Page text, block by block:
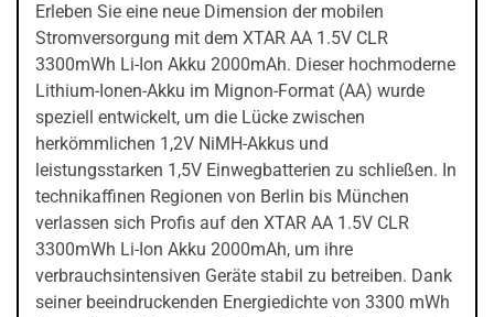
Erleben Sie eine neue Dimension der mobilen
Stromversorgung mit dem XTAR AA 1.5V CLR
3300mWh Li-Ion Akku 2000mAh. Dieser hochmoderne
Lithium-Ionen-Akku im Mignon-Format (AA) wurde
speziell entwickelt, um die Lücke zwischen
herkömmlichen 1,2V NiMH-Akkus und
leistungsstarken 1,5V Einwegbatterien zu schließen. In
technikaffinen Regionen von Berlin bis München
verlassen sich Profis auf den XTAR AA 1.5V CLR
3300mWh Li-Ion Akku 2000mAh, um ihre
verbrauchsintensiven Geräte stabil zu betreiben. Dank
seiner beeindruckenden Energiedichte von 3300 mWh